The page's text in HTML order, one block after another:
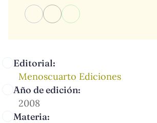
Editorial:
Menoscuarto Ediciones
Año de edición:
2008
Materia: